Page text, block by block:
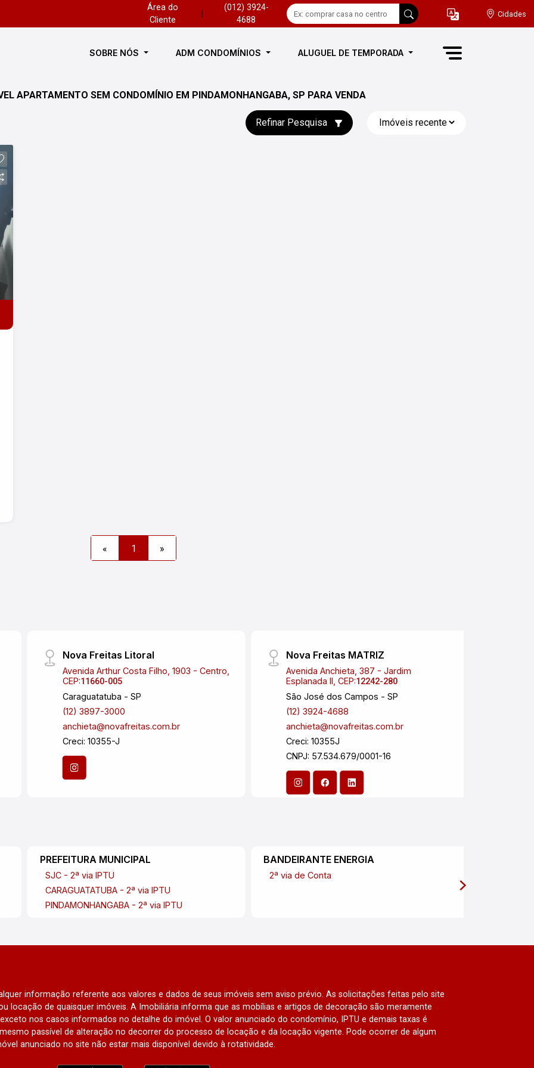
Área do
Cliente
(012) 3924-
4688
Cidades
SOBRE NÓS ADM CONDOMÍNIOS ALUGUEL DE TEMPORADA
APARTAMENTO SEM CONDOMÍNIO EM PINDAMONHANGABA, SP PARA VENDA
Refinar Pesquisa
« 1 »
Nova Freitas Litoral
Avenida Arthur Costa Filho, 1903 - Centro,
CEP:11660-005
Caraguatatuba - SP
(12) 3897-3000
anchieta@novafreitas.com.br
Creci: 10355-J
Nova Freitas MATRIZ
Avenida Anchieta, 387 - Jardim
Esplanada II, CEP:12242-280
São José dos Campos - SP
(12) 3924-4688
anchieta@novafreitas.com.br
Creci: 10355J
CNPJ: 57.534.679/0001-16
PREFEITURA MUNICIPAL
SJC - 2ª via IPTU
CARAGUATATUBA - 2ª via IPTU
PINDAMONHANGABA - 2ª via IPTU
BANDEIRANTE ENERGIA
2ª via de Conta
informação referente aos valores e dados de seus imóveis sem aviso prévio. As solicitações feitas pelo site
locação de quaisquer imóveis. A Imobiliária informa que as mobílias e artigos de decoração são meramente
nos casos informados no detalhe do imóvel. O valor anunciado do condomínio, IPTU e demais taxas é
passível de alteração no decorrer do processo de locação e da locação vigente. Pode ocorrer de algum
anunciado no site não estar mais disponível devido à rotatividade.